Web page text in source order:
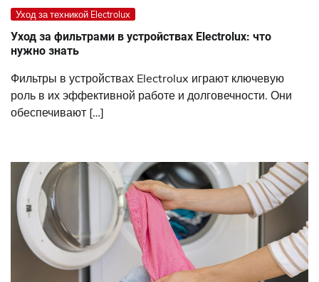
Уход за техникой Electrolux
Уход за фильтрами в устройствах Electrolux: что
нужно знать
Фильтры в устройствах Electrolux играют ключевую
роль в их эффективной работе и долговечности. Они
обеспечивают […]